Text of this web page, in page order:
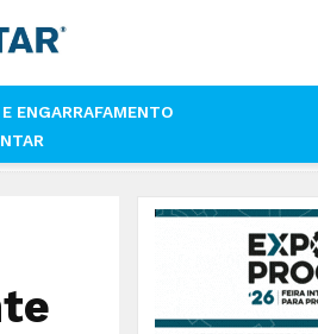
ENGARRAFAMENTO
EDITADA QUE NÃO ESCURECE